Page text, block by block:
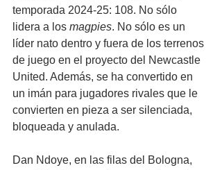
temporada 2024-25: 108. No sólo
lidera a los magpies. No sólo es un
líder nato dentro y fuera de los terrenos
de juego en el proyecto del Newcastle
United. Además, se ha convertido en
un imán para jugadores rivales que le
convierten en pieza a ser silenciada,
bloqueada y anulada.
Dan Ndoye, en las filas del Bologna,